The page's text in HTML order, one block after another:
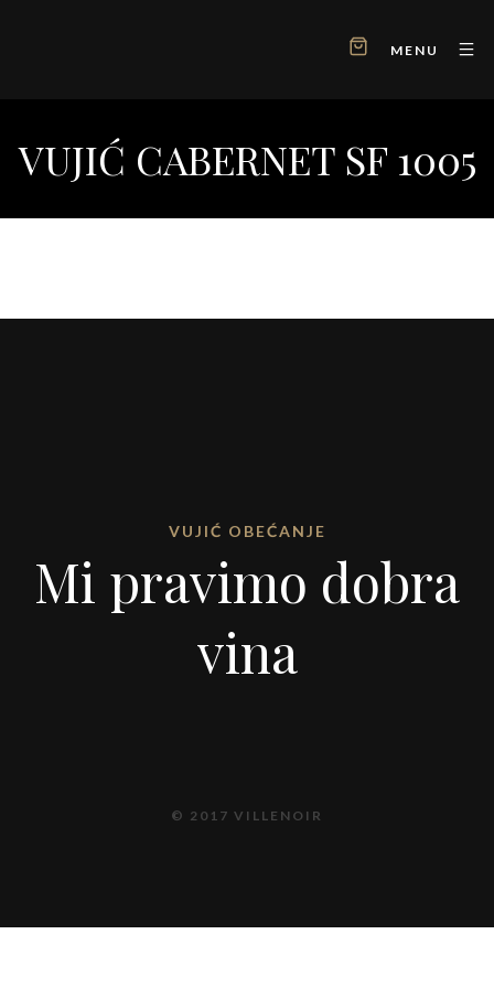
MENU
VUJIĆ CABERNET SF 1005
VUJIĆ OBEĆANJE
Mi pravimo dobra
vina
© 2017 VILLENOIR